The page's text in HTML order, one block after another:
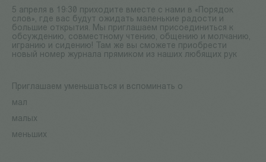
5 апреля в 19:30 приходите вместе с нами в «Порядок
слов», где вас будут ожидать маленькие радости и
большие открытия. Мы приглашаем присоединиться к
обсуждению, совместному чтению, общению и молчанию,
игранию и сидению! Там же вы сможете приобрести
новый номер журнала прямиком из наших любящих рук
Приглашаем уменьшаться и вспоминать о
мал
малых
меньших